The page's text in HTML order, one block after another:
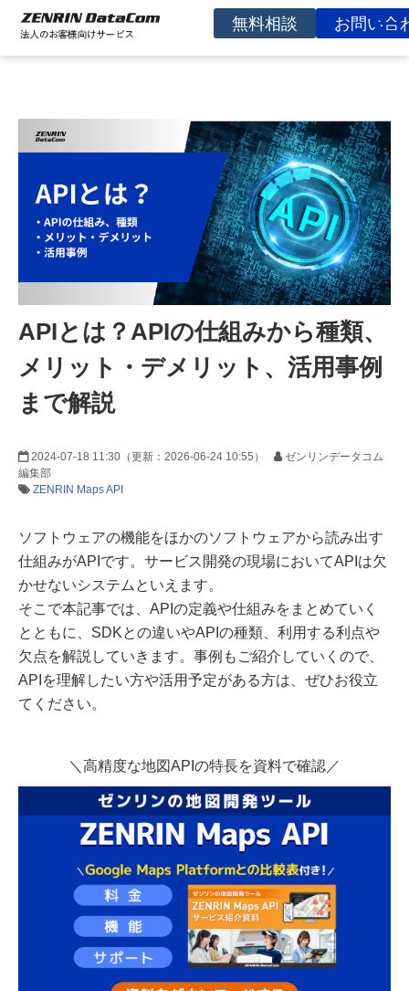
無料相談 お問い合
お役立ち資料
コラム
イベント
よくあるご質問
企業情報
APIとは？APIの仕組みから種類、
メリット・デメリット、活用事例
まで解説
2024-07-18 11:30 （更新： 2026-06-24 10:55 ）
ゼンリンデータコム
編集部
ZENRIN Maps API
ソフトウェアの機能をほかのソフトウェアから読み出す
仕組みがAPIです。サービス開発の現場においてAPIは欠
かせないシステムといえます。
そこで本記事では、APIの定義や仕組みをまとめていく
とともに、SDKとの違いやAPIの種類、利用する利点や
欠点を解説していきます。事例もご紹介していくので、
APIを理解したい方や活用予定がある方は、ぜひお役立
てください。
＼高精度な地図APIの特長を資料で確認／